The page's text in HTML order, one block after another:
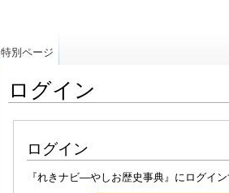
ログイン
ログイン
『れきナビ―やしお歴史事典』にログイ
特別ページ